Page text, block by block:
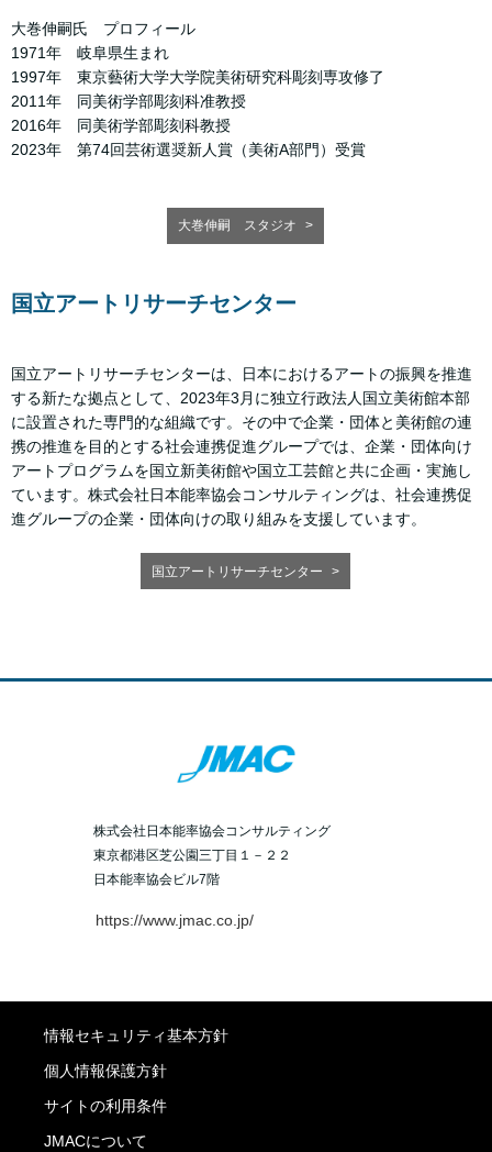
大巻伸嗣氏 プロフィール
1971年 岐阜県生まれ
1997年 東京藝術大学大学院美術研究科彫刻専攻修了
2011年 同美術学部彫刻科准教授
2016年 同美術学部彫刻科教授
2023年 第74回芸術選奨新人賞（美術A部門）受賞
大巻伸嗣 スタジオ
国立アートリサーチセンター
国立アートリサーチセンターは、日本におけるアートの振興を推進
する新たな拠点として、2023年3月に独立行政法人国立美術館本部
に設置された専門的な組織です。その中で企業・団体と美術館の連
携の推進を目的とする社会連携促進グループでは、企業・団体向け
アートプログラムを国立新美術館や国立工芸館と共に企画・実施し
ています。株式会社日本能率協会コンサルティングは、社会連携促
進グループの企業・団体向けの取り組みを支援しています。
国立アートリサーチセンター
株式会社日本能率協会コンサルティング
東京都港区芝公園三丁目１－２２
日本能率協会ビル7階
https://www.jmac.co.jp/
情報セキュリティ基本方針
個人情報保護方針
サイトの利用条件
JMACについて